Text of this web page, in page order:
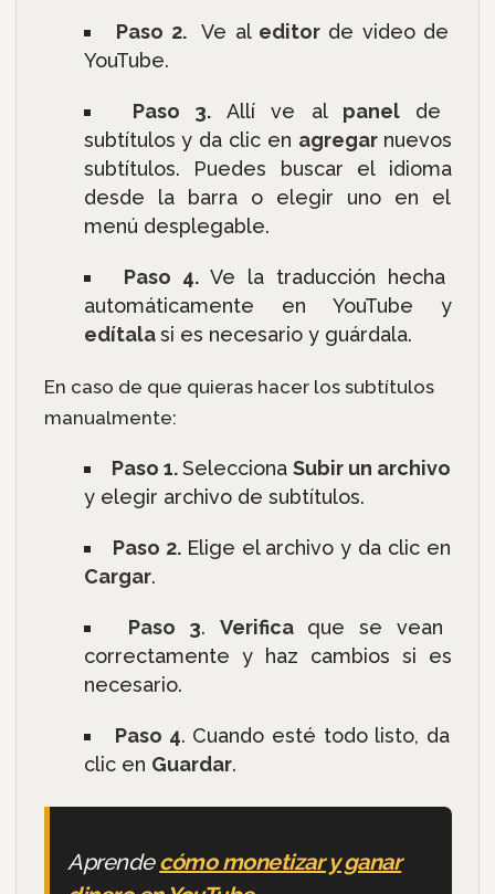
Paso 2. Ve al editor de video de
YouTube.
Paso 3. Allí ve al panel de
subtítulos y da clic en agregar nuevos
subtítulos. Puedes buscar el idioma
desde la barra o elegir uno en el
menú desplegable.
Paso 4. Ve la traducción hecha
automáticamente en YouTube y
edítalasi es necesario y guárdala.
En caso de que quieras hacer los subtítulos
manualmente:
Paso 1.SeleccionaSubir un archivo
y elegir archivo de subtítulos.
Paso 2. Elige el archivo y da clic en
Cargar.
Paso 3. Verificaque se vean
correctamente y haz cambios si es
necesario.
Paso 4. Cuando esté todo listo, da
clic en Guardar.
Aprendecómo monetizar y ganar